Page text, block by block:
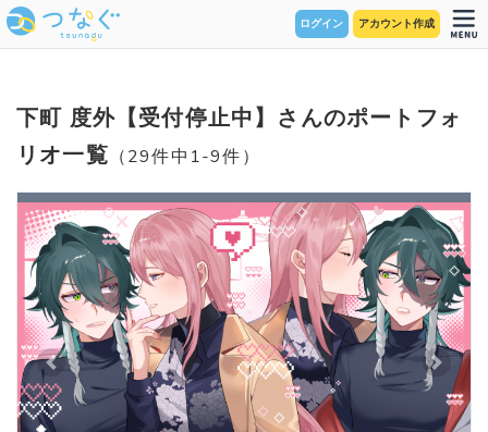
ログイン アカウント作成
下町 度外【受付停止中】さんのポートフォ
リオ一覧 （29件中1-9件）
Previous Next